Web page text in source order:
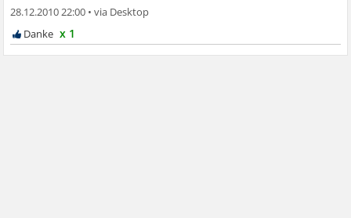
28.12.2010 22:00 •
x 1